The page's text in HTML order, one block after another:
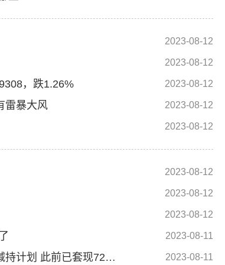
2023-08-12
2023-08-12
，跌1.26% 2023-08-12
雷暴大风 2023-08-12
2023-08-12
2023-08-12
2023-08-12
2023-08-12
2023-08-11
刚涨就坐不住了？中金公司第三大股东海尔金盈再抛减持计划 此前已套现72亿元 2023-08-11